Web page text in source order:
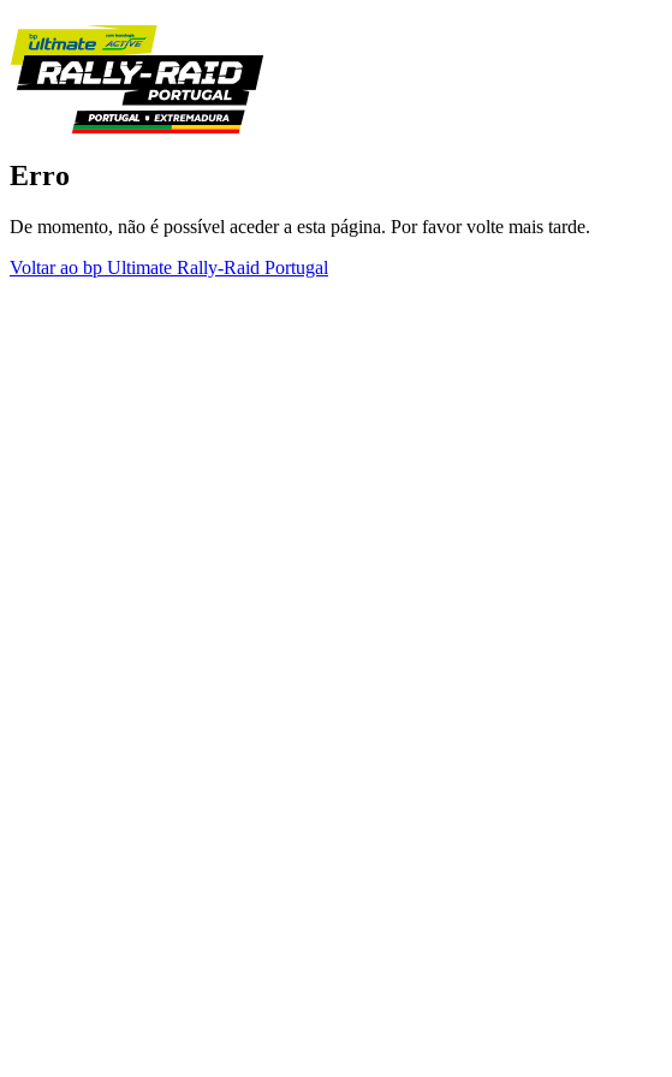
Erro
De momento, não é possível aceder a esta página. Por favor volte mais tarde.
Voltar ao bp Ultimate Rally-Raid Portugal